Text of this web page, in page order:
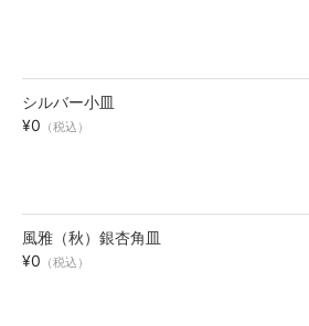
シルバー小皿
¥0 （税込）
風雅（秋）銀杏角皿
¥0 （税込）